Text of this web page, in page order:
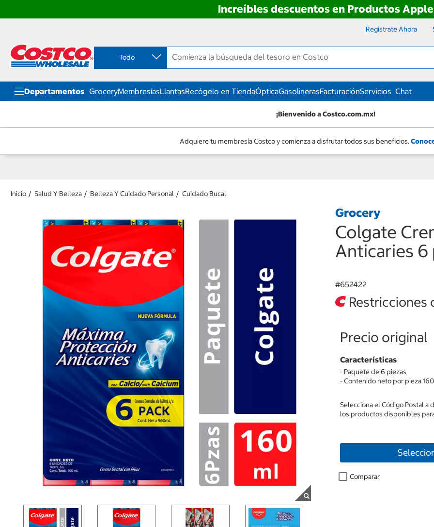
Increíbles descuentos en Productos Apple
contenido
menú
navegación
Regístrate Ahora
Todo
Departamentos GroceryMembresíasLlantasRecógelo en TiendaÓpticaGasolinerasFacturaciónServicios Chat
¡Bienvenido a Costco.com.mx!
Adquiere tu membresía Costco y comienza a disfrutar todos sus beneficios.
Inicio Salud Y Belleza Belleza Y Cuidado Personal Cuidado Bucal
Grocery
Colgate
Anticaries 6
#652422
Restricciones
Precio original
Características
- Paquete de 6 piezas
- Contenido neto por pieza
Selecciona el Código Postal a
los productos disponibles
Comparar